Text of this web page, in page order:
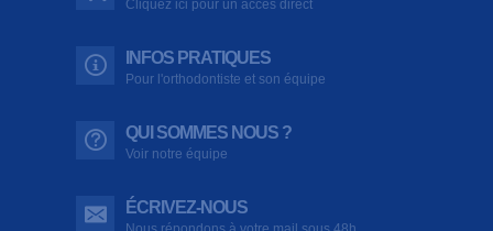
Cliquez ici pour un accès direct
INFOS PRATIQUES
Pour l'orthodontiste et son équipe
QUI SOMMES NOUS ?
Voir notre équipe
ÉCRIVEZ-NOUS